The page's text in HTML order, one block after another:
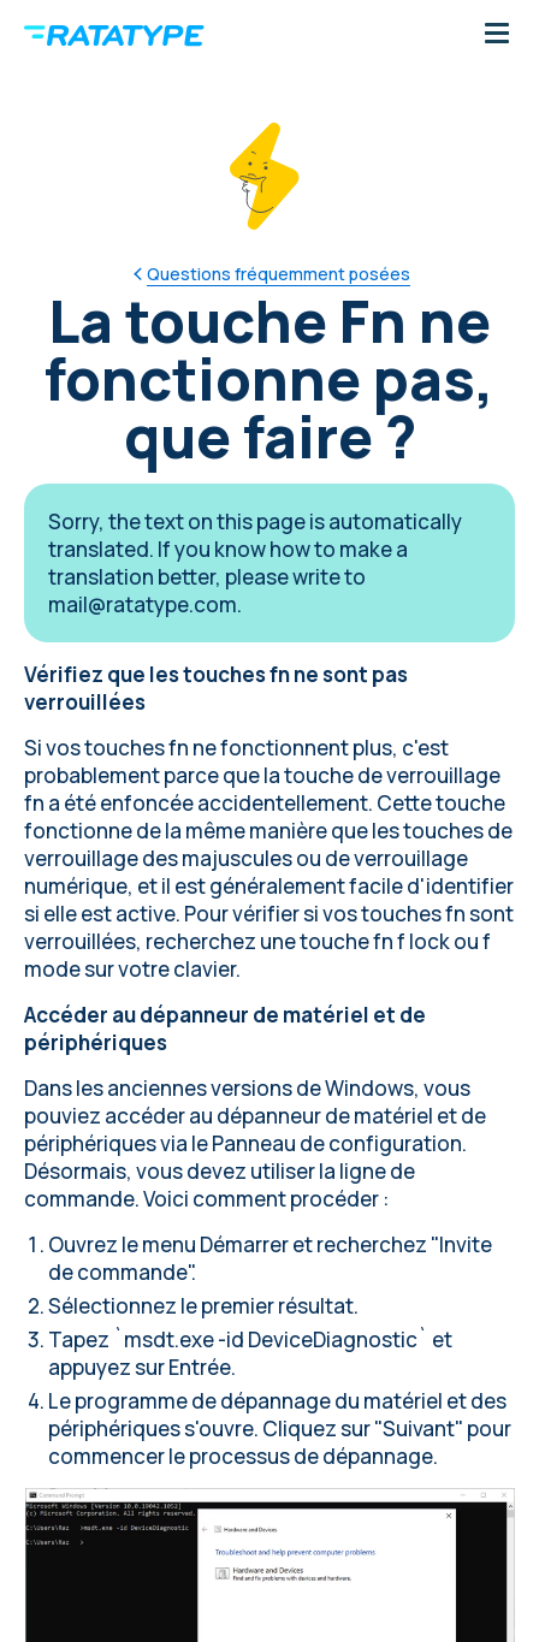
Questions fréquemment posées
La touche Fn ne
fonctionne pas,
que faire ?
Sorry, the text on this page is automatically
translated. If you know how to make a
translation better, please write to
mail@ratatype.com.
Vérifiez que les touches fn ne sont pas
verrouillées
Si vos touches fn ne fonctionnent plus, c'est
probablement parce que la touche de verrouillage
fn a été enfoncée accidentellement. Cette touche
fonctionne de la même manière que les touches de
verrouillage des majuscules ou de verrouillage
numérique, et il est généralement facile d'identifier
si elle est active. Pour vérifier si vos touches fn sont
verrouillées, recherchez une touche fn f lock ou f
mode sur votre clavier.
Accéder au dépanneur de matériel et de
périphériques
Dans les anciennes versions de Windows, vous
pouviez accéder au dépanneur de matériel et de
périphériques via le Panneau de configuration.
Désormais, vous devez utiliser la ligne de
commande. Voici comment procéder :
Ouvrez le menu Démarrer et recherchez "Invite
de commande".
Sélectionnez le premier résultat.
Tapez `msdt.exe -id DeviceDiagnostic` et
appuyez sur Entrée.
Le programme de dépannage du matériel et des
périphériques s'ouvre. Cliquez sur "Suivant" pour
commencer le processus de dépannage.